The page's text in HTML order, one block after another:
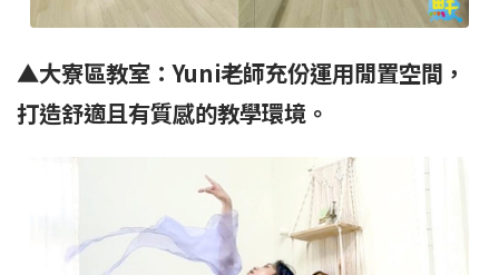
▲大寮區教室：Yuni老師充份運用閒置空間，
打造舒適且有質感的教學環境。